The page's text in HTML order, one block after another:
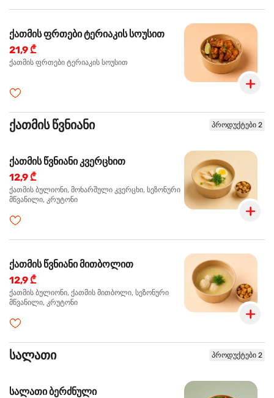
ქათმის ფრთები ტერიაკის სოუსით
21,9 ₾
ქათმის ფრთები ტერიაკის სოუსით
ქათმის წვნიანი პროდუქტები 2
ქათმის წვნიანი კვერცხით
12,9 ₾
ქათმის ბულიონი, მოხარშული კვერცხი, სეზონური
მწვანილი, კრუტონი
ქათმის წვნიანი მითბოლით
12,9 ₾
ქათმის ბულიონი, ქათმის მითბოლი, სეზონური
მწვანილი, კრუტონი
სალათი პროდუქტები 2
სალათი ბერძნული